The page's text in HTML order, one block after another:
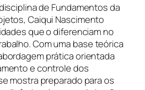
de Fundamentos da
Caiqui Nascimento
que o diferenciam no
Com uma base teórica
prática orientada
e controle dos
mostra preparado para os